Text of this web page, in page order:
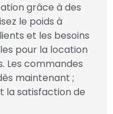
grâce à des
le poids à
et les besoins
pour la location
Les commandes
maintenant ;
la satisfaction de